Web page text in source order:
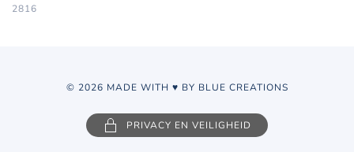
2816
© 2026 MADE WITH ♥ BY BLUE CREATIONS
PRIVACY EN VEILIGHEID